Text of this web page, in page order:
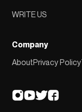
WRITE US
Company
AboutPrivacy Policy